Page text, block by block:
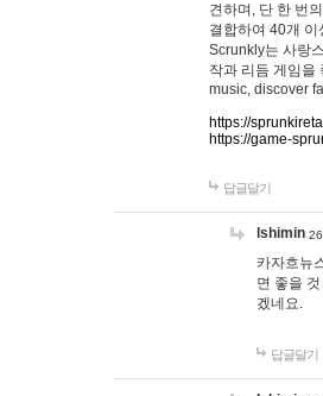
견하며, 단 한 번
결합하여 40개
Scrunkly는 사랑
작과 리듬 게임을
music, discover
https://
https://game-
답글달기
lshimin
카자흐뉴
면 좋을
겠네요.
답글달기